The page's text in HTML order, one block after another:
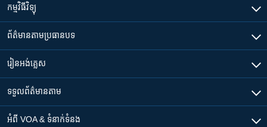
កម្មវិធី​វិទ្យុ
ព័ត៌មាន​តាមប្រធានបទ​
រៀន​​អង់គ្លេស
ទទួល​ព័ត៌មាន​តាម
អំពី​ VOA & ទំនាក់ទំនង